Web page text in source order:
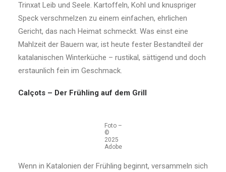
Trinxat Leib und Seele. Kartoffeln, Kohl und knuspriger
Speck verschmelzen zu einem einfachen, ehrlichen
Gericht, das nach Heimat schmeckt. Was einst eine
Mahlzeit der Bauern war, ist heute fester Bestandteil der
katalanischen Winterküche – rustikal, sättigend und doch
erstaunlich fein im Geschmack.
Calçots – Der Frühling auf dem Grill
Foto –
©
2025
Adobe
Wenn in Katalonien der Frühling beginnt, versammeln sich